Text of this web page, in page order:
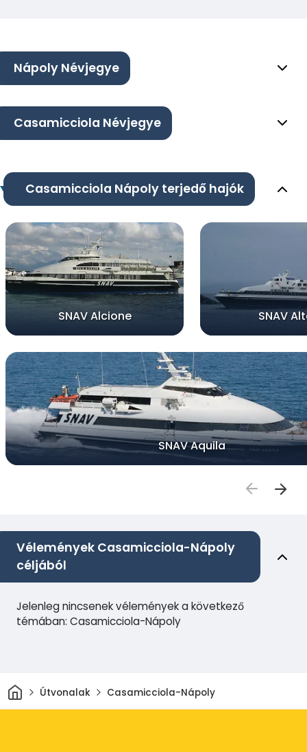
Nápoly Névjegye
Casamicciola Névjegye
Casamicciola Nápoly terjedő hajók
SNAV Alcione SNAV
SNAV Aquila
Vélemények Casamicciola-Nápoly
céljából
Jelenleg nincsenek vélemények a következő
témában: Casamicciola-Nápoly
Otthon
Útvonalak Casamicciola-Nápoly